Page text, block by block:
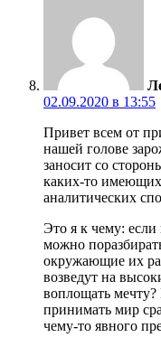
02.09.2020 в 13:55
Привет всем от
нашей голове
заносит со
каких-то
аналитических
Это я к чему: если
можно
окружающие их
возведут на
воплощать мечту?
принимать мир
чему-то явного